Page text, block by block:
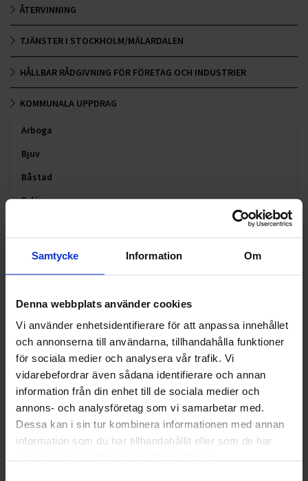
Samtycke Information Om
Denna webbplats använder cookies
Vi använder enhetsidentifierare för att anpassa innehållet
och annonserna till användarna, tillhandahålla funktioner
för sociala medier och analysera vår trafik. Vi
vidarebefordrar även sådana identifierare och annan
information från din enhet till de sociala medier och
annons- och analysföretag som vi samarbetar med.
Dessa kan i sin tur kombinera informationen med annan
information som du har tillhandahållit eller som de har
ÅTERVINNING
TJÄNSTER I STOCKHOLM/MÄLARDALEN
HÅLLBAR RÅDGIVNING FÖR FÖRETAG OCH INDUSTRIER
KOMMUNALA UPPDRAG
Arboga
Bjuv
Båstad
Eslöv
Hallstahammar
Hylte
Håbo
Hässleholm
Hörby